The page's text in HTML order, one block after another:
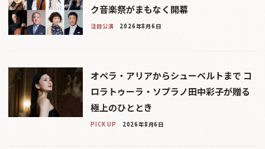
ク音楽祭がまもなく開幕
注目公演 2026年8月6日
オペラ・アリアからシューベルトまで コ
ロラトゥーラ・ソプラノ田中彩子が贈る
極上のひととき
PICK UP 2026年8月6日